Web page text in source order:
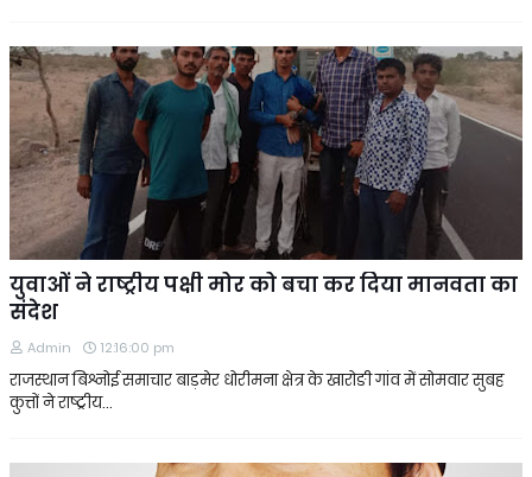
युवाओं ने राष्ट्रीय पक्षी मोर को बचा कर दिया मानवता का
संदेश
Admin 12:16:00 pm
राजस्थान बिश्नोई समाचार बाड़मेर धोरीमना क्षेत्र के खारोङी गांव में सोमवार सुबह
कुत्तों ने राष्ट्रीय…